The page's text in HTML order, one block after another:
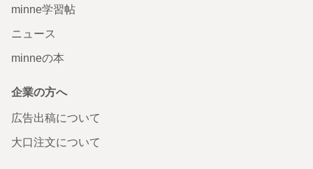
minne学習帖
ニュース
minneの本
企業の方へ
広告出稿について
大口注文について